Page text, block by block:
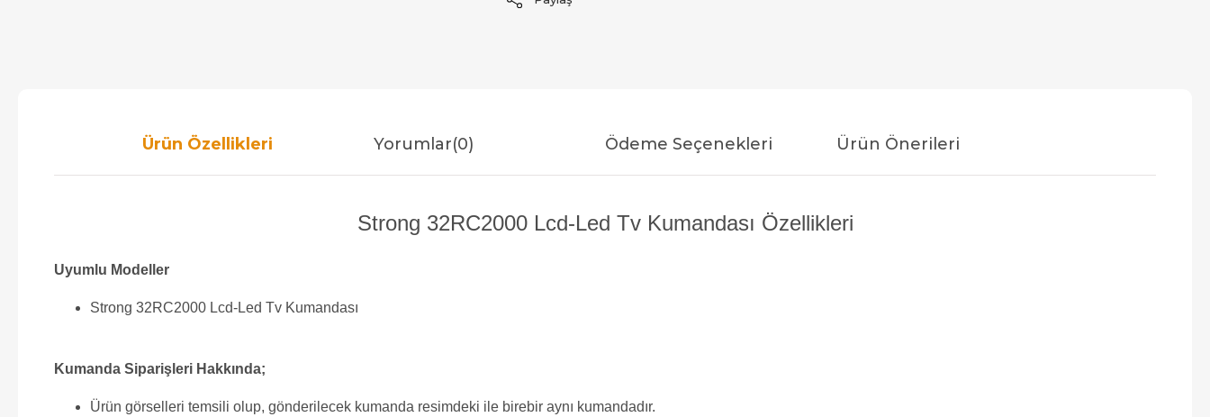
Ürün Özellikleri Yorumlar(0) Ödeme Seçenekleri Ürün Önerileri
Strong 32RC2000 Lcd-Led Tv Kumandası Özellikleri
Uyumlu Modeller
Strong 32RC2000 Lcd-Led Tv Kumandası
Kumanda Siparişleri Hakkında;
Ürün görselleri temsili olup, gönderilecek kumanda resimdeki ile birebir aynı kumandadır.